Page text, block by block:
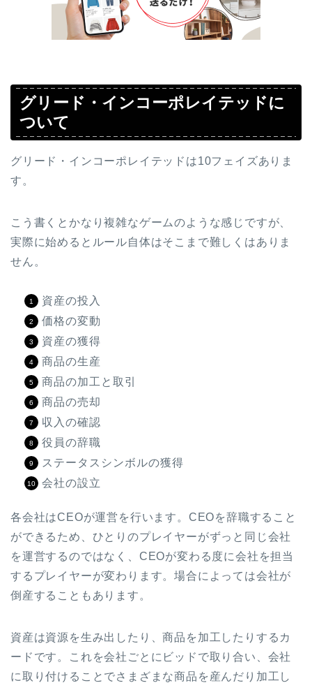
グリード・インコーポレイテッドに
ついて
グリード・インコーポレイテッドは10フェイズありま
す。
こう書くとかなり複雑なゲームのような感じですが、
実際に始めるとルール自体はそこまで難しくはありま
せん。
資産の投入
価格の変動
資産の獲得
商品の生産
商品の加工と取引
商品の売却
収入の確認
役員の辞職
ステータスシンボルの獲得
会社の設立
各会社はCEOが運営を行います。CEOを辞職すること
ができるため、ひとりのプレイヤーがずっと同じ会社
を運営するのではなく、CEOが変わる度に会社を担当
するプレイヤーが変わります。場合によっては会社が
倒産することもあります。
資産は資源を生み出したり、商品を加工したりするカ
ードです。これを会社ごとにビッドで取り合い、会社
に取り付けることでさまざまな商品を産んだり加工し